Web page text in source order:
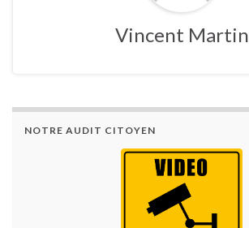
Vincent Martin
NOTRE AUDIT CITOYEN